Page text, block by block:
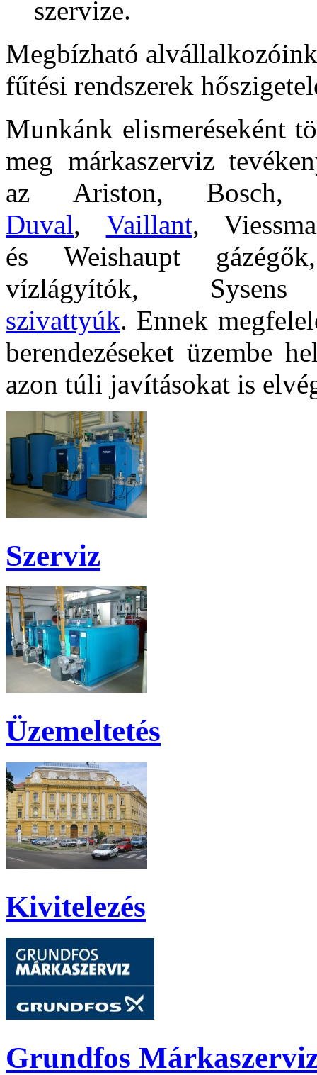
szervize.
Megbízható
fűtési rendszerek
Munkánk elismeréseként
meg márkaszerviz
az Ariston,
Duval, Vaillant,
és Weishaupt
vízlágyítók,
szivattyúk. Ennek
berendezéseket üzembe
azon túli javításokat is
Szerviz
Üzemeltetés
Kivitelezés
Grundfos